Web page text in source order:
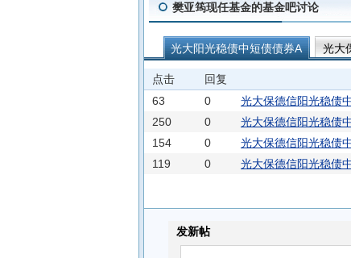
樊亚筠现任基金的基金吧讨论
光大阳光稳债中短债债券A 光大
点击 回复
63 0 光大保德信阳光稳债
250 0 光大保德信阳光稳债
154 0
光大保德信阳光稳债
概
119 0 光大保德信阳光稳债